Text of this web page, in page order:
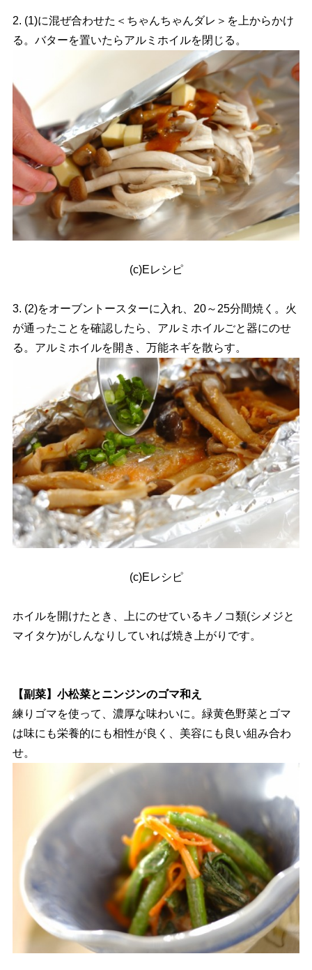
2. (1)に混ぜ合わせた＜ちゃんちゃんダレ＞を上からかけ
る。バターを置いたらアルミホイルを閉じる。
(c)Eレシピ
3. (2)をオーブントースターに入れ、20～25分間焼く。火
が通ったことを確認したら、アルミホイルごと器にのせ
る。アルミホイルを開き、万能ネギを散らす。
(c)Eレシピ
ホイルを開けたとき、上にのせているキノコ類(シメジと
マイタケ)がしんなりしていれば焼き上がりです。
【副菜】小松菜とニンジンのゴマ和え
練りゴマを使って、濃厚な味わいに。緑黄色野菜とゴマ
は味にも栄養的にも相性が良く、美容にも良い組み合わ
せ。